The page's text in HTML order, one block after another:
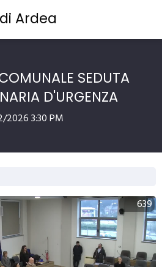
Ardea
SEDUTA
D'URGENZA
2026 3:30 PM
639